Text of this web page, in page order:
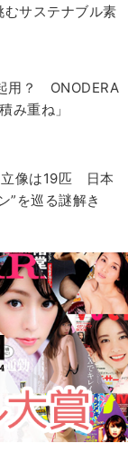
サステナブル素
用？ ONODERA
み重ね」
立像は19匹 日本
”を巡る謎解き